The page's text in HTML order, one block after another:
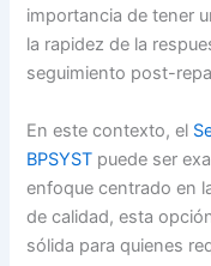
importancia de tener
la rapidez de la
seguimiento post-
En este contexto, el
BPSYST puede ser
enfoque centrado en
de calidad, esta
sólida para quienes